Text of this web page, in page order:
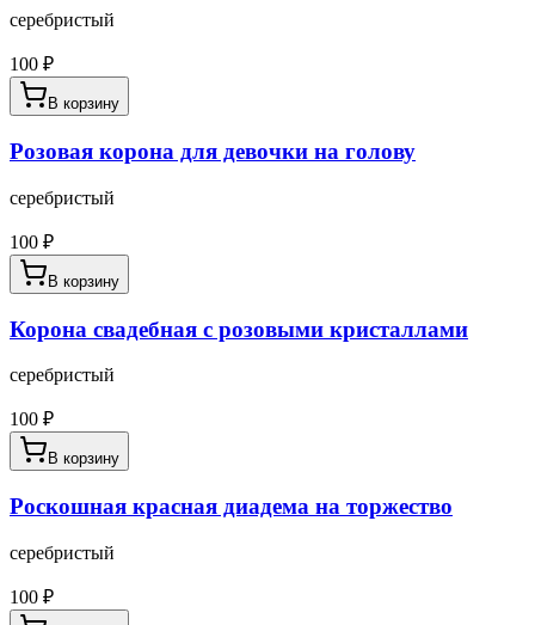
серебристый
100 ₽
В корзину
Розовая корона для девочки на голову
серебристый
100 ₽
В корзину
Корона свадебная с розовыми кристаллами
серебристый
100 ₽
В корзину
Роскошная красная диадема на торжество
серебристый
100 ₽